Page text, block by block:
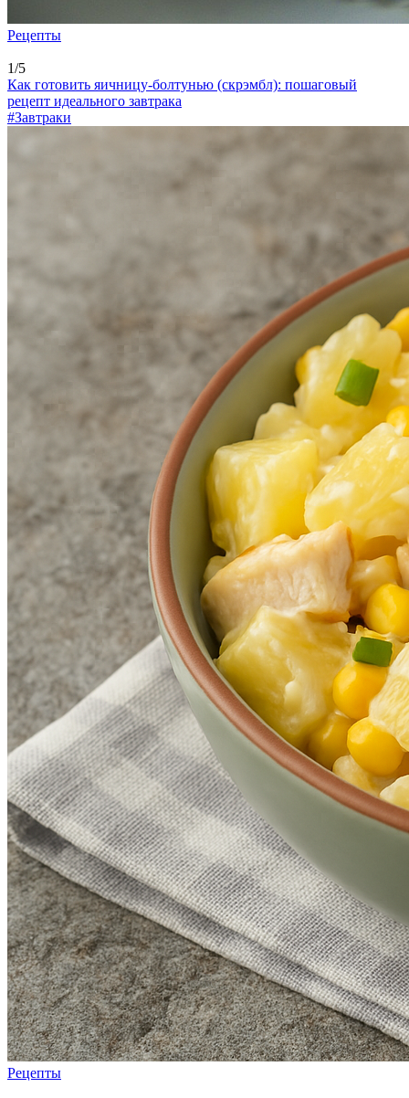
Рецепты
1/5
Как готовить яичницу-болтунью (скрэмбл): пошаговый
рецепт идеального завтрака
#Завтраки
Рецепты